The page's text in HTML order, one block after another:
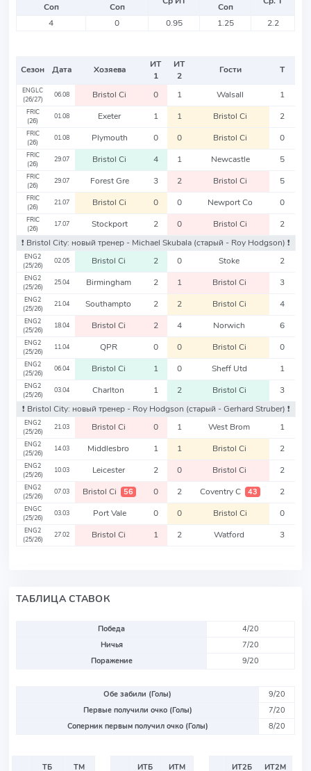
Соп
Соп
Соп
4
0 0.95 1.25 2.2
Сезон Дата Хозяева
ИТ
1
ИТ
2
Гости Т
ENGLC
(26/27)
06.08 Bristol Ci 0 1 Walsall 1
FRIC
(26)
01.08 Exeter 1 1 Bristol Ci 2
FRIC
(26)
01.08 Plymouth 0 0 Bristol Ci 0
FRIC
(26)
29.07 Bristol Ci 4 1 Newcastle 5
FRIC
(26)
29.07 Forest Gre 3 2 Bristol Ci 5
FRIC
(26)
21.07 Bristol Ci 0 0 Newport Co 0
FRIC
(26)
17.07 Stockport 2 0 Bristol Ci
2
❗️ Bristol City: новый тренер - Michael Skubala (старый - Roy Hodgson) ❗️
ENG2
(25/26)
02.05 Bristol Ci 2 0 Stoke 2
ENG2
(25/26)
25.04 Birmingham 2 1 Bristol Ci 3
ENG2
(25/26)
21.04 Southampto 2 2 Bristol Ci 4
ENG2
(25/26)
18.04 Bristol Ci 2 4 Norwich 6
ENG2
(25/26)
11.04 QPR 0 0 Bristol Ci 0
ENG2
(25/26)
06.04 Bristol Ci 1 0 Sheff Utd 1
ENG2
(25/26)
03.04 Charlton 1 2 Bristol Ci
3
❗️ Bristol City: новый тренер - Roy Hodgson (старый - Gerhard Struber) ❗️
ENG2
(25/26)
21.03 Bristol Ci 0 1 West Brom 1
ENG2
(25/26)
14.03 Middlesbro 1 1 Bristol Ci 2
ENG2
(25/26)
10.03 Leicester 2 0 Bristol Ci 2
ENG2
(25/26)
07.03 Bristol Ci 56 0 2 Coventry C 43 2
ENGC
(25/26)
03.03 Port Vale 0 0 Bristol Ci 0
ENG2
(25/26)
27.02 Bristol Ci 1 2 Watford 3
ТАБЛИЦА СТАВОК
Победа
4/20
Ничья
7/20
Поражение
9/20
Обе забили (Голы)
9/20
Первые получили очко (Голы)
7/20
Соперник первым получил очко (Голы)
8/20
ТБ
ТМ
ИТБ
ИТМ
ИТ2Б
ИТ2М